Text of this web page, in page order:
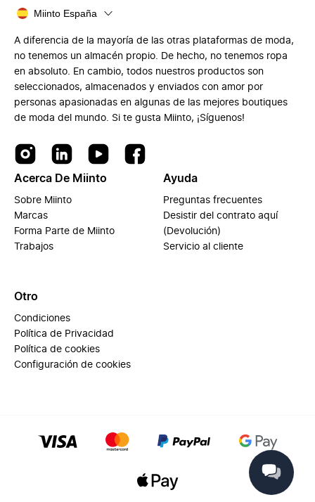
Miinto España
A diferencia de la mayoría de las otras plataformas de moda,
no tenemos un almacén propio. De hecho, no tenemos ropa
en absoluto. En cambio, todos nuestros productos son
seleccionados, almacenados y enviados con amor por
personas apasionadas en algunas de las mejores boutiques
de moda del mundo. Si te gusta Miinto, ¡Síguenos!
Acerca De Miinto
Sobre Miinto
Marcas
Forma Parte de Miinto
Trabajos
Ayuda
Preguntas frecuentes
Desistir del contrato aquí
(Devolución)
Servicio al cliente
Otro
Condiciones
Política de Privacidad
Política de cookies
Configuración de cookies